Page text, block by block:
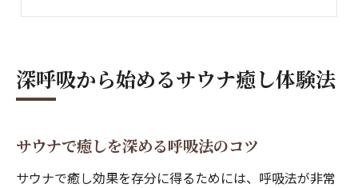
メンタル回復に役立つサウナの秘訣を探る
サウナでメンタル回復を実感する秘訣
精神安定を促すサウナの入り方とは
サウナで心の疲れを癒すための習慣
深呼吸から始めるサウナ癒し体験法
サウナで癒しを深める呼吸法のコツ
サウナで癒し効果を存分に得るためには、呼吸法が非常